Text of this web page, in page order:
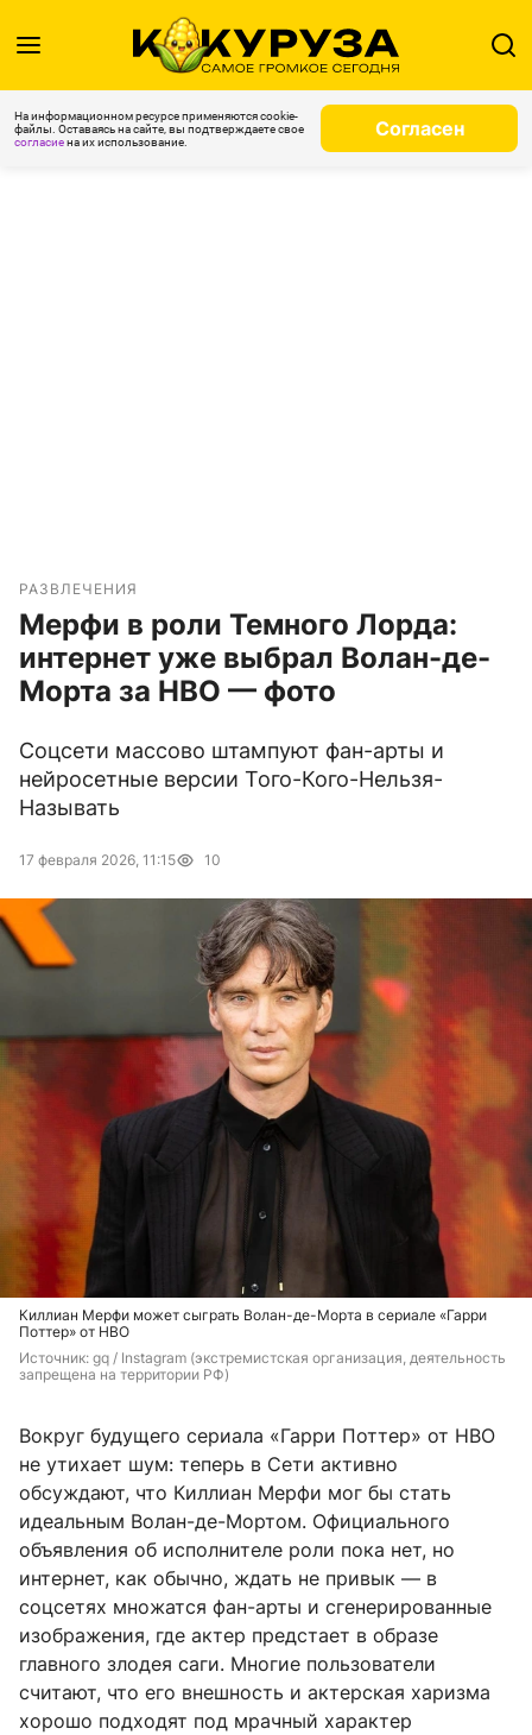
На информационном ресурсе применяются cookie-
файлы. Оставаясь на сайте, вы подтверждаете свое
согласиена их использование.
Согласен
РАЗВЛЕЧЕНИЯ
Мерфи в роли Темного Лорда:
интернет уже выбрал Волан-де-
Морта за HBO — фото
Соцсети массово штампуют фан-арты и
нейросетные версии Того-Кого-Нельзя-
Называть
17 февраля 2026, 11:15 10
Киллиан Мерфи может сыграть Волан-де-Морта в сериале «Гарри
Поттер» от HBO
Источник: gq / Instagram (экстремистская организация, деятельность
запрещена на территории РФ)
Вокруг будущего сериала «Гарри Поттер» от HBO
не утихает шум: теперь в Сети активно
обсуждают, что Киллиан Мерфи мог бы стать
идеальным Волан-де-Мортом. Официального
объявления об исполнителе роли пока нет, но
интернет, как обычно, ждать не привык — в
соцсетях множатся фан-арты и сгенерированные
изображения, где актер предстает в образе
главного злодея саги. Многие пользователи
считают, что его внешность и актерская харизма
хорошо подходят под мрачный характер